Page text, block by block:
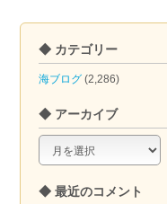
◆ カテゴリー
海ブログ (2,286)
◆ アーカイブ
ア
カ
◆ 最近のコメント